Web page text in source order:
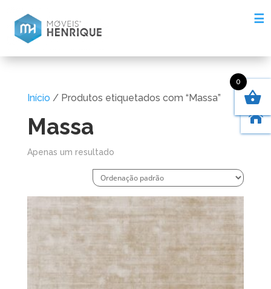
☰
Início / Produtos etiquetados com “Massa”
Massa
Apenas um resultado

0